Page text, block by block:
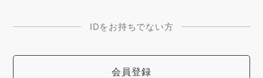
IDをお持ちでない方
会員登録